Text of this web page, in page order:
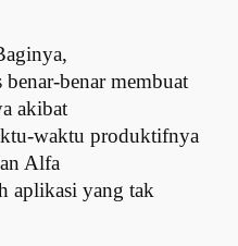
benar membuat
akibat
waktu produktifnya
Alfa
aplikasi yang tak